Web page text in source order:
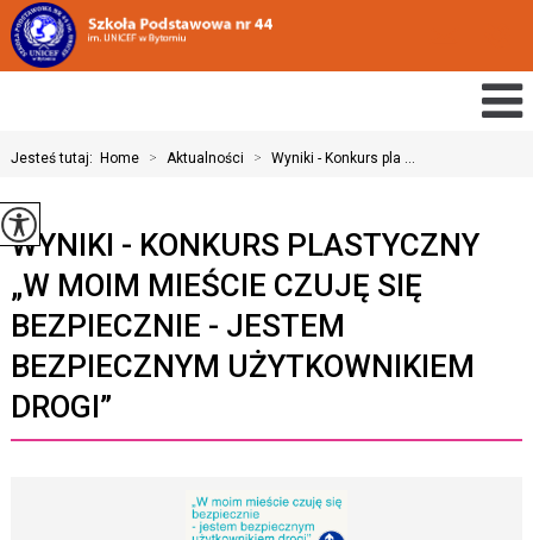
Jesteś tutaj: Home > Aktualności > Wyniki - Konkurs pla ...
WYNIKI - KONKURS PLASTYCZNY
„W MOIM MIEŚCIE CZUJĘ SIĘ
BEZPIECZNIE - JESTEM
BEZPIECZNYM UŻYTKOWNIKIEM
DROGI”